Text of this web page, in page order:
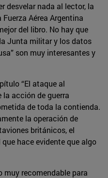
desvelar nada al lector, la
Aérea Argentina
del libro. No hay que
Junta militar y los datos
son muy interesantes y
“El ataque al
la acción de guerra
de toda la contienda.
la operación de
británicos, el
hace evidente que algo
muy recomendable para